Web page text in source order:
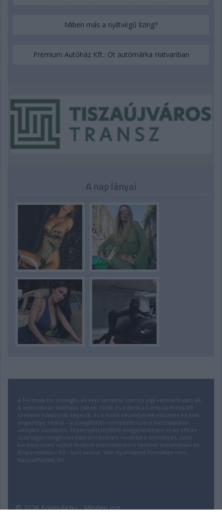
Miben más a nyíltvégű lízing?
Prémium Autóház Kft.: Öt autómárka Hatvanban
A nap lányai
A Formula.hu szöveges és képi tartalma szerzői jogi védelem alatt áll.
A weboldalon található cikkek, fotók és videók a Formula Press Kft.
szellemi tulajdonát képezik, és a kiadó vezetőjének előzetes írásbeli
engedélye nélkül – a szolgáltatás rendeltetésszerű használatával
velejáró olvasáson, képernyőn történő megjelenítésen és az ehhez
szükséges ideiglenes többszörözésen, továbbá a személyes, nem-
kereskedelmi célból történő merevlemezre történő lementésen és
kinyomtatáson túl - sem online, sem nyomtatott formában nem
használhatóak fel.
© 2026 Formula.hu - Minden jog